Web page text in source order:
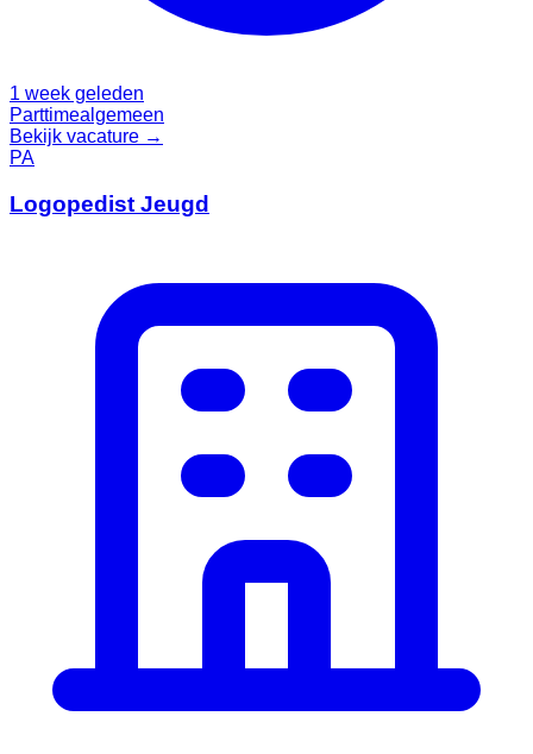
1 week geleden
Parttimealgemeen
Bekijk vacature →
PA
Logopedist Jeugd